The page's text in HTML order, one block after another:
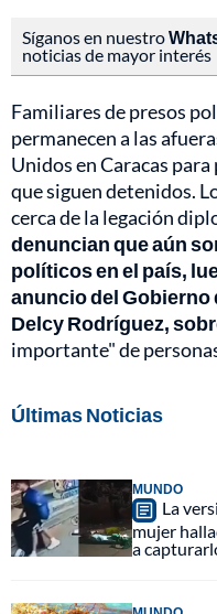
Síganos en nuestro
noticias de mayor interés
Familiares de presos
permanecen a las
Unidos en Caracas
que siguen detenidos.
cerca de la legación
denuncian que aún
políticos en el país,
anuncio del Gobierno
Delcy Rodríguez,
importante" de
Últimas Noticias
MUNDO
La
mujer
a